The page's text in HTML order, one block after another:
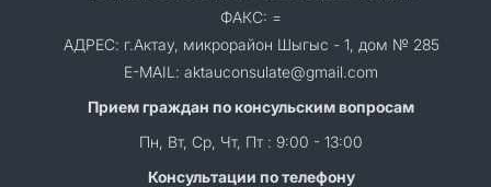
ФАКС: =
АДРЕС: г.Актау, микрорайон Шыгыс - 1, дом № 285
E-MAIL: aktauconsulate@gmail.com
Прием граждан по консульским вопросам
Пн, Вт, Ср, Чт, Пт : 9:00 - 13:00
Консультации по телефону